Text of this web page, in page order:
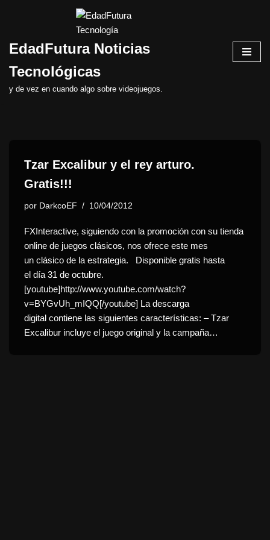
al
EdadFutura Noticias
Tecnológicas
y de vez en cuando algo sobre videojuegos.
Tzar Excalibur y el rey arturo.
Gratis!!!
por DarkcoEF 10/04/2012
FXInteractive, siguiendo con la promoción con su tienda
online de juegos clásicos, nos ofrece este mes
un clásico de la estrategia. Disponible gratis hasta
el día 31 de octubre.
[youtube]http://www.youtube.com/watch?
v=BYGvUh_mIQQ[/youtube] La descarga
digital contiene las siguientes características: – Tzar
Excalibur incluye el juego original y la campaña…